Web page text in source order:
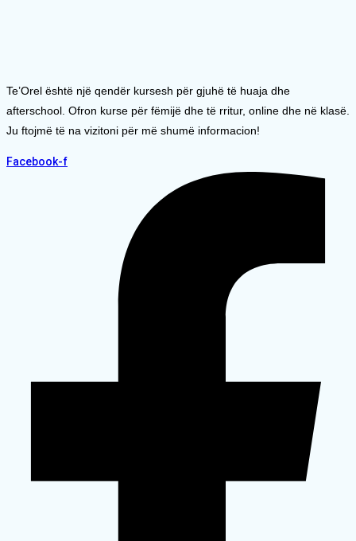
Te’Orel është një qendër kursesh për gjuhë të huaja dhe
afterschool. Ofron kurse për fëmijë dhe të rritur, online dhe në klasë.
Ju ftojmë të na vizitoni për më shumë informacion!
Facebook-f